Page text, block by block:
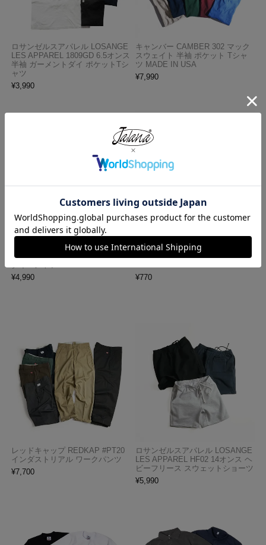
ロサンゼルスアパレル LOSANGE
LES APPAREL 1809GD 6.5オンス
半袖 ガーメントダイ ポケットTシ
ャツ
¥3,990
キャンバー CAMBER 302 マック
スウェイト 半袖 ポケット Tシャ
ツ MADE IN USA
¥7,990
ロサンゼルスアパレル LOSANGE
LES APPAREL 1203GD 8.5オンス
半袖 バインディング ガーメント
¥4,990
ハバハンク HAV-A-HANK バンダ
ナ アメリカ製 トラディショナル
ペイズリーTHE BANDANNA COM
¥770
レッドキャップ REDKAP #PT20
インダストリアル ワークパンツ
¥7,700
ロサンゼルスアパレル LOSANGE
LES APPAREL HF02 14オンス ヘ
ビーフリース スウェットショーツ
¥5,990